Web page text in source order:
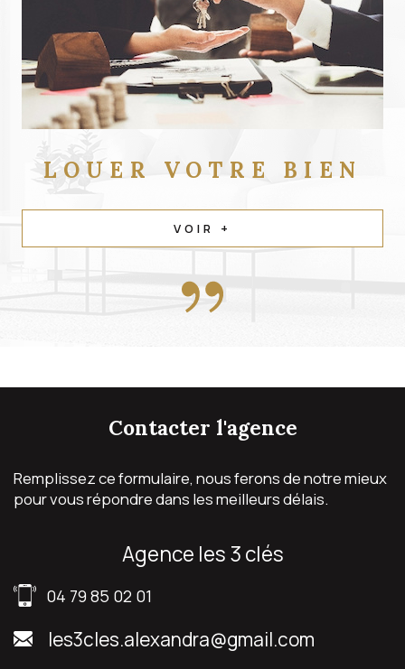
LOUER VOTRE BIEN
VOIR +
contacter l'agence
Remplissez ce formulaire, nous ferons de notre mieux
pour vous répondre dans les meilleurs délais.
agence les 3 clés
04 79 85 02 01
les3cles.alexandra@gmail.com